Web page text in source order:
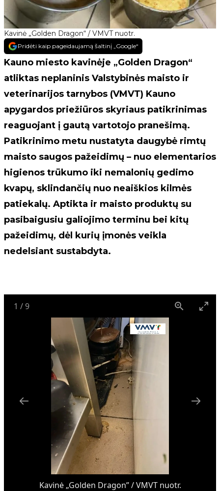
Kavinė „Golden Dragon“ / VMVT nuotr.
Pridėti kaip pageidaujamą šaltinį „Google“
Kauno miesto kavinėje „Golden Dragon“
atliktas neplaninis Valstybinės maisto ir
veterinarijos tarnybos (VMVT) Kauno
apygardos priežiūros skyriaus patikrinimas
reaguojant į gautą vartotojo pranešimą.
Patikrinimo metu nustatyta daugybė rimtų
maisto saugos pažeidimų – nuo elementarios
higienos trūkumo iki nemalonių gedimo
kvapų, sklindančių nuo neaiškios kilmės
patiekalų. Aptikta ir maisto produktų su
pasibaigusiu galiojimo terminu bei kitų
pažeidimų, dėl kurių įmonės veikla
nedelsiant sustabdyta.
1 /9
Kavinė „Golden Dragon” / VMVT nuotr.